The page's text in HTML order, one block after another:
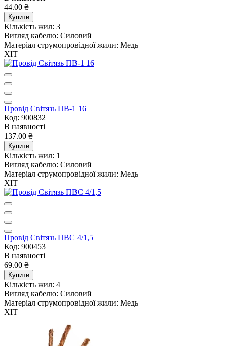
44.00 ₴
Купити
Кількість жил: 3
Вигляд кабелю: Силовий
Матеріал струмопровідної жили: Медь
ХІТ
Провід Світязь ПВ-1 16
Код: 900832
В наявності
137.00 ₴
Купити
Кількість жил: 1
Вигляд кабелю: Силовий
Матеріал струмопровідної жили: Медь
ХІТ
Провід Світязь ПВС 4/1,5
Код: 900453
В наявності
69.00 ₴
Купити
Кількість жил: 4
Вигляд кабелю: Силовий
Матеріал струмопровідної жили: Медь
ХІТ